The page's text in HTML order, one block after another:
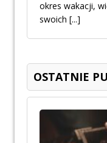
okres wakacji,
swoich [...]
OSTATNIE